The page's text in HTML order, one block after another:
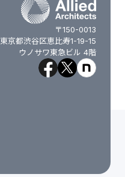
〒150-0013
東京都渋谷区恵比寿1-19-15
ウノサワ東急ビル 4階